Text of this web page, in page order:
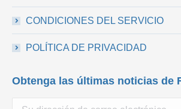
CONDICIONES DEL SERVICIO
POLÍTICA DE PRIVACIDAD
Obtenga las últimas noticias de